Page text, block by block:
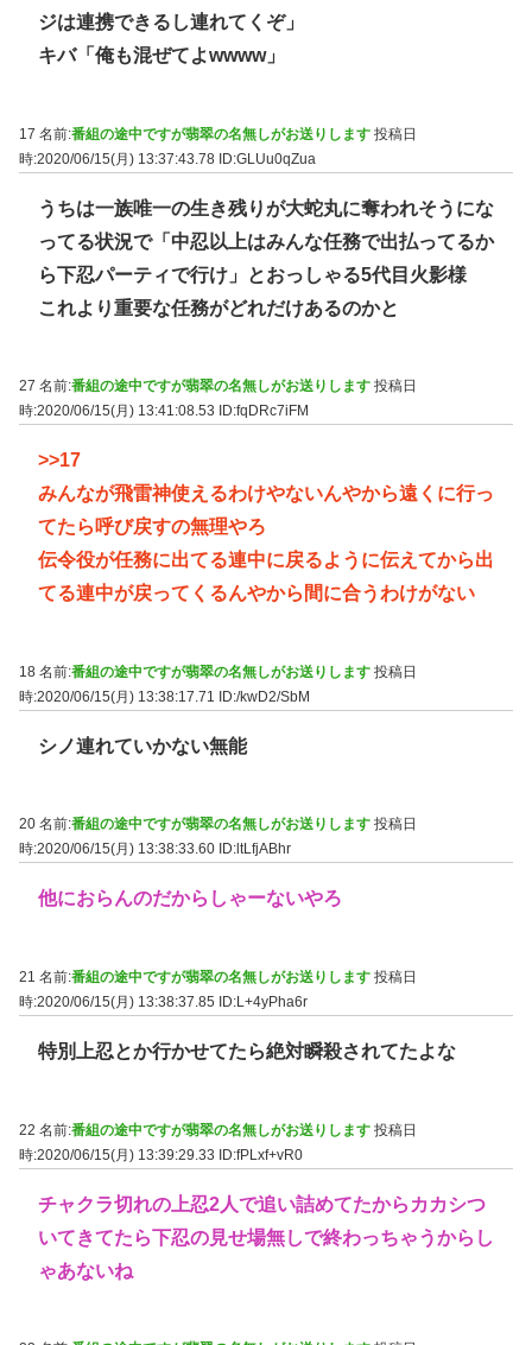
ジは連携できるし連れてくぞ」
キバ「俺も混ぜてよwwww」
17 名前:番組の途中ですが翡翠の名無しがお送りします 投稿日
時:2020/06/15(月) 13:37:43.78 ID:GLUu0qZua
うちは一族唯一の生き残りが大蛇丸に奪われそうにな
ってる状況で「中忍以上はみんな任務で出払ってるか
ら下忍パーティで行け」とおっしゃる5代目火影様
これより重要な任務がどれだけあるのかと
27 名前:番組の途中ですが翡翠の名無しがお送りします 投稿日
時:2020/06/15(月) 13:41:08.53
ID:fqDRc7iFM
>>17
みんなが飛雷神使えるわけやないんやから遠くに行っ
てたら呼び戻すの無理やろ
伝令役が任務に出てる連中に戻るように伝えてから出
てる連中が戻ってくるんやから間に合うわけがない
18 名前:番組の途中ですが翡翠の名無しがお送りします 投稿日
時:2020/06/15(月) 13:38:17.71 ID:/kwD2/SbM
シノ連れていかない無能
20 名前:番組の途中ですが翡翠の名無しがお送りします 投稿日
時:2020/06/15(月) 13:38:33.60 ID:ltLfjABhr
他におらんのだからしゃーないやろ
21 名前:番組の途中ですが翡翠の名無しがお送りします 投稿日
時:2020/06/15(月) 13:38:37.85
ID:L+4yPha6r
特別上忍とか行かせてたら絶対瞬殺されてたよな
22 名前:番組の途中ですが翡翠の名無しがお送りします 投稿日
時:2020/06/15(月) 13:39:29.33 ID:fPLxf+vR0
チャクラ切れの上忍2人で追い詰めてたからカカシつ
いてきてたら下忍の見せ場無しで終わっちゃうからし
ゃあないね